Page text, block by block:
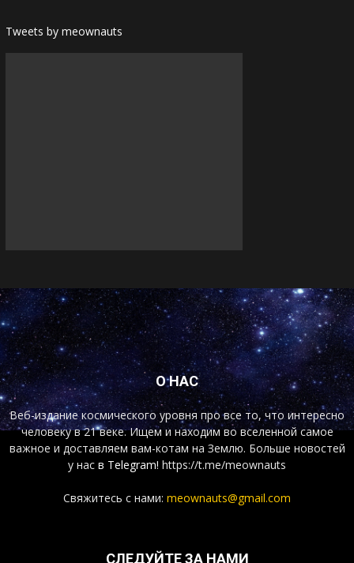
Tweets by meownauts
О НАС
Веб-издание космического уровня про все то, что интересно
человеку в 21 веке. Ищем и находим во вселенной самое
важное и доставляем вам-котам на Землю. Больше новостей
у нас в Telegram! https://t.me/meownauts
Свяжитесь с нами: meownauts@gmail.com
СЛЕДУЙТЕ ЗА НАМИ